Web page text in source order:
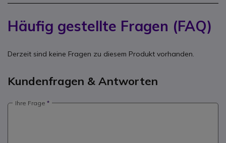
Häufig gestellte Fragen (FAQ)
Derzeit sind keine Fragen zu diesem Produkt vorhanden.
Kundenfragen & Antworten
Ihre Frage